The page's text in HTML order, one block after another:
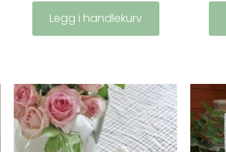
Legg i handlekurv